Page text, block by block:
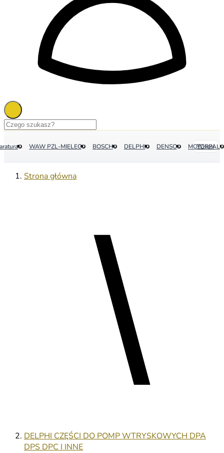
WAW PZL-MIELEC BOSCH DELPHI DENSO MOTORPAL
Więcej
Strona główna
DELPHI CZĘŚCI DO POMP WTRYSKOWYCH DPA
DPS DPC I INNE